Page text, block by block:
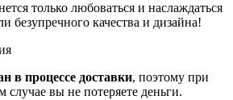
только любоваться и наслаждаться
безупречного качества и дизайна!
в процессе доставки, поэтому при
вы не потеряете деньги.